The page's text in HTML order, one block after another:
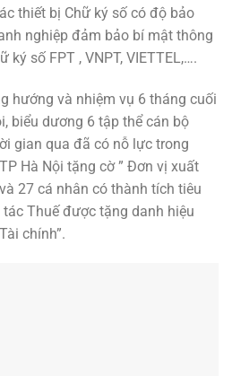
thiết bị Chữ ký số có độ bảo
nghiệp đảm bảo bí mật thông
số FPT , VNPT, VIETTEL,….
hướng và nhiệm vụ 6 tháng cuối
biểu dương 6 tập thể cán bộ
gian qua đã có nỗ lực trong
Hà Nội tặng cờ ” Đơn vị xuất
27 cá nhân có thành tích tiêu
Thuế được tặng danh hiệu
chính”.